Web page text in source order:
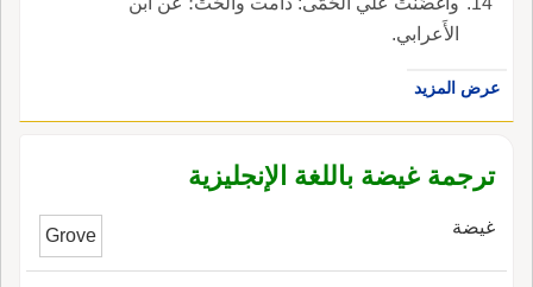
الأَعرابي.
عرض المزيد
ترجمة غيضة باللغة الإنجليزية
غيضة Grove